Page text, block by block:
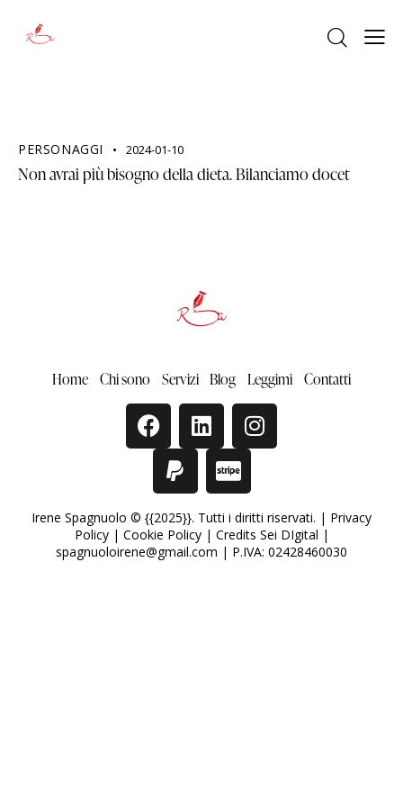
PERSONAGGI 2024-01-10
Non avrai più bisogno della dieta. Bilanciamo docet
Home Chi sono Servizi Blog Leggimi Contatti
Irene Spagnuolo © {{2025}}. Tutti i diritti riservati. | Privacy
Policy| Cookie Policy| Credits Sei DIgital |
spagnuoloirene@gmail.com | P.IVA: 02428460030